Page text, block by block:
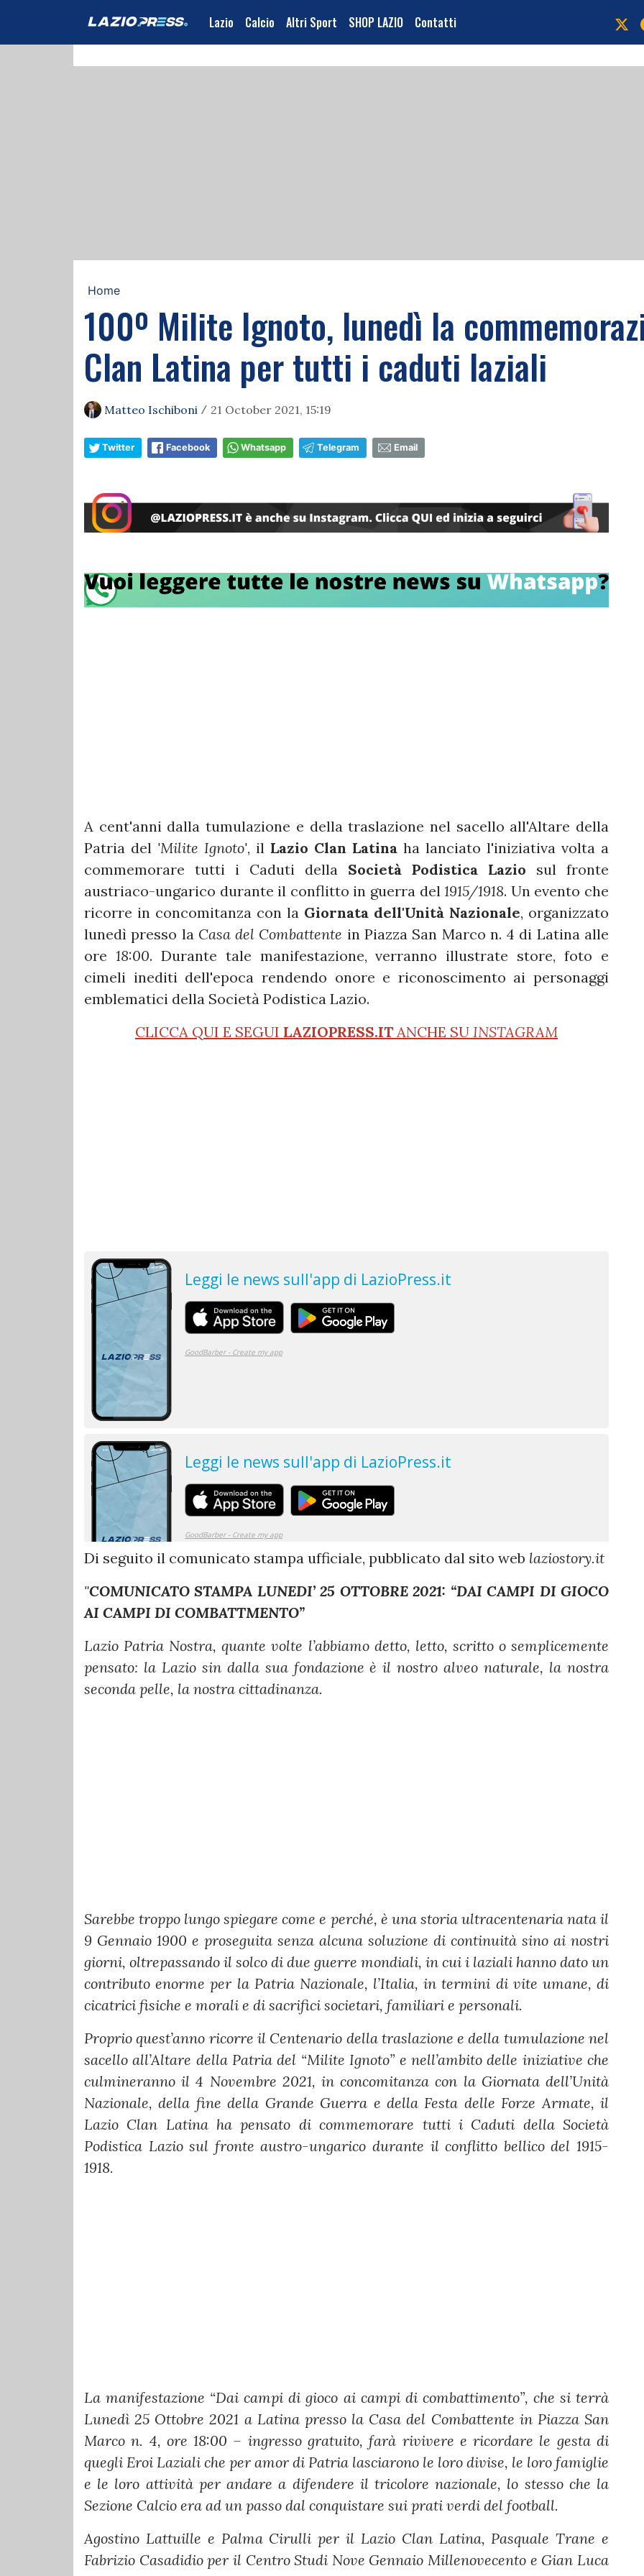
Lazio Calcio Altri Sport SHOP LAZIO Contatti
Home
100º Milite Ignoto, lunedì la
Clan Latina per tutti i caduti laziali
Matteo Ischiboni / 21 October 2021, 15:19
Twitter Facebook Whatsapp Telegram Email
A cent'anni dalla tumulazione e della traslazione nel sacello all'Altare della
Patria del 'Milite Ignoto', il Lazio Clan Latina ha lanciato l'iniziativa volta a
commemorare tutti i Caduti della Società Podistica Lazio sul fronte
austriaco-ungarico durante il conflitto in guerra del 1915/1918. Un evento che
ricorre in concomitanza con la Giornata dell'Unità Nazionale, organizzato
lunedì presso la Casa del Combattente in Piazza San Marco n. 4 di Latina alle
ore 18:00. Durante tale manifestazione, verranno illustrate store, foto e
cimeli inediti dell'epoca rendendo onore e riconoscimento ai personaggi
emblematici della Società Podistica Lazio.
CLICCA QUI E SEGUI LAZIOPRESS.IT ANCHE SU INSTAGRAM
Di seguito il comunicato stampa ufficiale, pubblicato dal sito web laziostory.it
"COMUNICATO STAMPA LUNEDI’ 25 OTTOBRE 2021: “DAI CAMPI DI GIOCO
AI CAMPI DI COMBATTMENTO”
Lazio Patria Nostra, quante volte l’abbiamo detto, letto, scritto o semplicemente
pensato: la Lazio sin dalla sua fondazione è il nostro alveo naturale, la nostra
seconda pelle, la nostra cittadinanza.
Sarebbe troppo lungo spiegare come e perché, è una storia ultracentenaria nata il
9 Gennaio 1900 e proseguita senza alcuna soluzione di continuità sino ai nostri
giorni, oltrepassando il solco di due guerre mondiali, in cui i laziali hanno dato un
contributo enorme per la Patria Nazionale, l’Italia, in termini di vite umane, di
cicatrici fisiche e morali e di sacrifici societari, familiari e personali.
Proprio quest’anno ricorre il Centenario della traslazione e della tumulazione nel
sacello all’Altare della Patria del “Milite Ignoto” e nell’ambito delle iniziative che
culmineranno il 4 Novembre 2021, in concomitanza con la Giornata dell’Unità
Nazionale, della fine della Grande Guerra e della Festa delle Forze Armate, il
Lazio Clan Latina ha pensato di commemorare tutti i Caduti della Società
Podistica Lazio sul fronte austro-ungarico durante il conflitto bellico del 1915-
1918.
La manifestazione “Dai campi di gioco ai campi di combattimento”, che si terrà
Lunedì 25 Ottobre 2021 a Latina presso la Casa del Combattente in Piazza San
Marco n. 4, ore 18:00 – ingresso gratuito, farà rivivere e ricordare le gesta di
quegli Eroi Laziali che per amor di Patria lasciarono le loro divise, le loro famiglie
e le loro attività per andare a difendere il tricolore nazionale, lo stesso che la
Sezione Calcio era ad un passo dal conquistare sui prati verdi del football.
Agostino Lattuille e Palma Cirulli per il Lazio Clan Latina, Pasquale Trane e
Fabrizio Casadidio per il Centro Studi Nove Gennaio Millenovecento e Gian Luca